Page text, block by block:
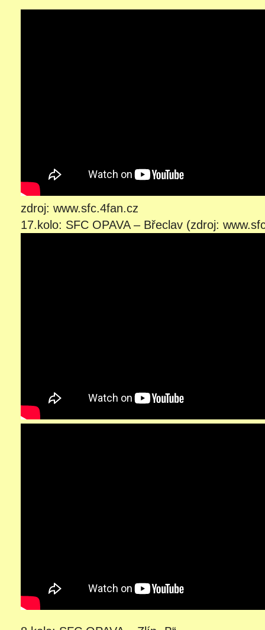
zdroj: www.sfc.4fan.cz
17.kolo: SFC OPAVA – Břeclav (zdroj: